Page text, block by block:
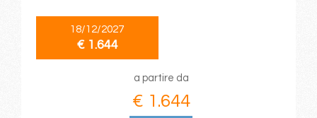
18/12/2027
€ 1.644
a partire da
€ 1.644